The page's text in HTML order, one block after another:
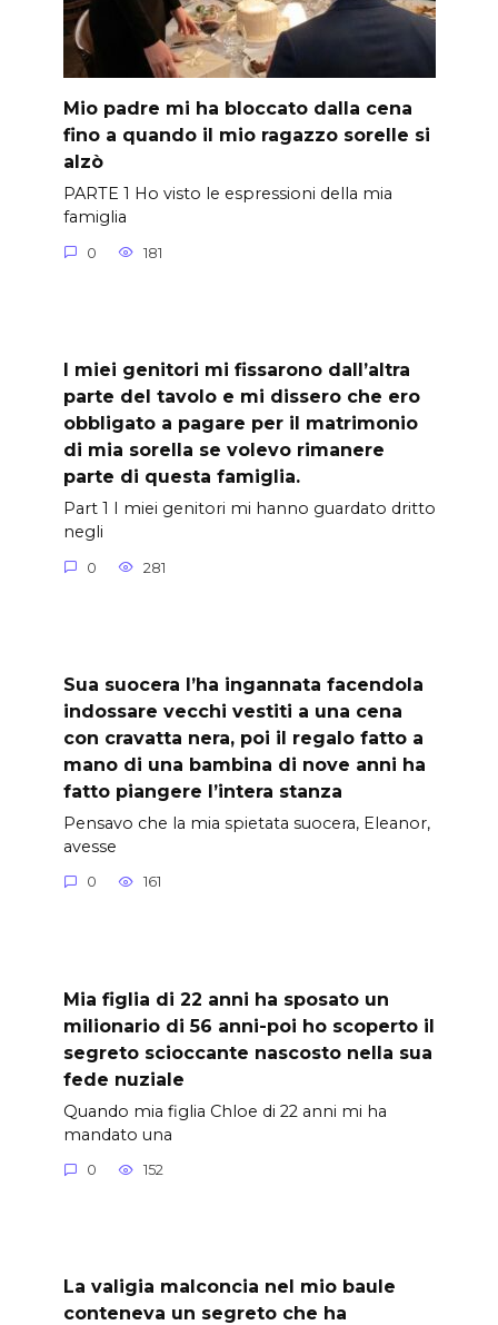
Mio padre mi ha bloccato dalla cena
fino a quando il mio ragazzo sorelle si
alzò
PARTE 1 Ho visto le espressioni della mia
famiglia
0 181
I miei genitori mi fissarono dall’altra
parte del tavolo e mi dissero che ero
obbligato a pagare per il matrimonio
di mia sorella se volevo rimanere
parte di questa famiglia.
Part 1 I miei genitori mi hanno guardato dritto
negli
0 281
Sua suocera l’ha ingannata facendola
indossare vecchi vestiti a una cena
con cravatta nera, poi il regalo fatto a
mano di una bambina di nove anni ha
fatto piangere l’intera stanza
Pensavo che la mia spietata suocera, Eleanor,
avesse
0 161
Mia figlia di 22 anni ha sposato un
milionario di 56 anni-poi ho scoperto il
segreto scioccante nascosto nella sua
fede nuziale
Quando mia figlia Chloe di 22 anni mi ha
mandato una
0 152
La valigia malconcia nel mio baule
conteneva un segreto che ha